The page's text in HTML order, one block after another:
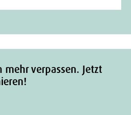
mehr verpassen. Jetzt